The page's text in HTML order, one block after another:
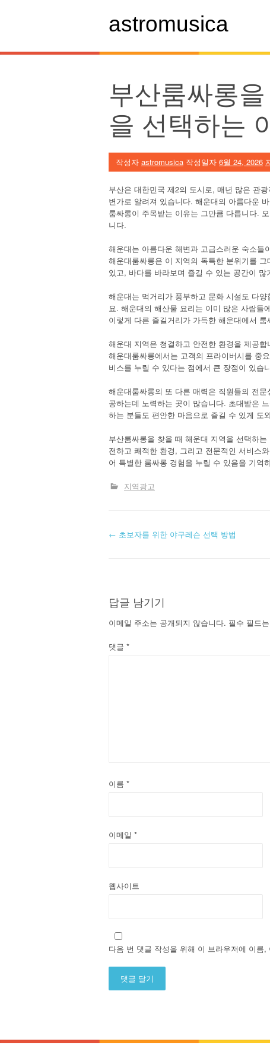
바
astromusica
부산룸싸롱
을 선택하는
작성자 astromusica 작성일자 6월 24, 2026
부산은 대한민국 제2의 도시로, 매년 많은 관
변가로 알려져 있습니다. 해운대의 아름다운
룸싸롱이 주목받는 이유는 그만큼 다릅니다.
니다.
해운대는 아름다운 해변과 고급스러운 숙소
해운대룸싸롱은 이 지역의 독특한 분위기를
있고, 바다를 바라보며 즐길 수 있는 공간이
해운대는 먹거리가 풍부하고 문화 시설도 다
요. 해운대의 해산물 요리는 이미 많은 사람들
이렇게 다른 즐길거리가 가득한 해운대에서
해운대 지역은 청결하고 안전한 환경을 제공
해운대룸싸롱에서는 고객의 프라이버시를 중
비스를 누릴 수 있다는 점에서 큰 장점이 있습
해운대룸싸롱의 또 다른 매력은 직원들의 전
공하는데 노력하는 곳이 많습니다. 초대받은
하는 분들도 편안한 마음으로 즐길 수 있게 도
부산룸싸롱을 찾을 때 해운대 지역을 선택하
전하고 쾌적한 환경, 그리고 전문적인 서비스
어 특별한 룸싸롱 경험을 누릴 수 있음을 기억
지역광고
글
게
이
← 초보자를 위한 야구레슨 선택 방법
답글 남기기
이메일 주소는 공개되지 않습니다. 필수 필드는
댓글 *
이름 *
이메일 *
웹사이트
다음 번 댓글 작성을 위해 이 브라우저에 이름